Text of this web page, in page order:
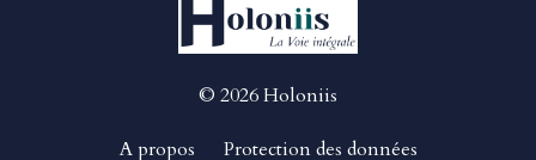
© 2026 Holoniis
A propos Protection des données